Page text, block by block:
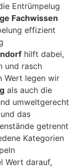
Entrümpelug
Fachwissen
effizient
hilft dabei,
und rasch
Wert legen wir
als auch die
umweltgerecht
das
getrennt
Kategorien
Wert darauf,